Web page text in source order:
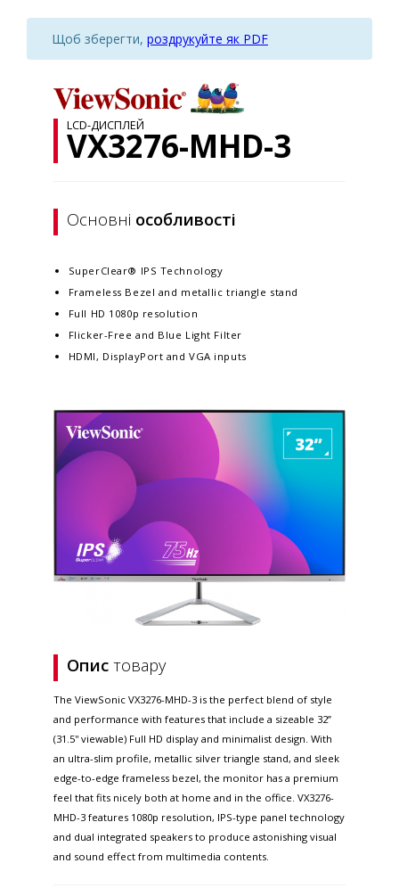
Щоб зберегти, роздрукуйте як PDF
LCD-ДИСПЛЕЙ
VX3276-MHD-3
Основні особливості
SuperClear® IPS Technology
Frameless Bezel and metallic triangle stand
Full HD 1080p resolution
Flicker-Free and Blue Light Filter
HDMI, DisplayPort and VGA inputs
Опис товару
The ViewSonic VX3276-MHD-3 is the perfect blend of style
and performance with features that include a sizeable 32”
(31.5'' viewable) Full HD display and minimalist design. With
an ultra-slim profile, metallic silver triangle stand, and sleek
edge-to-edge frameless bezel, the monitor has a premium
feel that fits nicely both at home and in the office. VX3276-
MHD-3 features 1080p resolution, IPS-type panel technology
and dual integrated speakers to produce astonishing visual
and sound effect from multimedia contents.